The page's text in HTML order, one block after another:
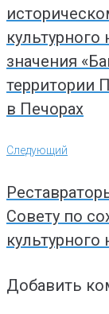
значения
территории
в Печорах
Следующий
Следующий
Совету по
культурного
Добавить